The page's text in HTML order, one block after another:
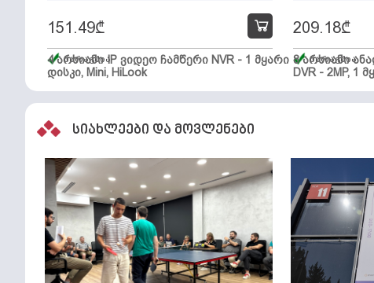
4 არხიანი IP ვიდეო ჩამწერი NVR - 1 მყარი
დისკი, Mini, HiLook
151.49₾
მარაგშია
8 არხიანი
DVR - 2MP, 1
209.18₾
მარაგშია
სიახლეები და მოვლენები